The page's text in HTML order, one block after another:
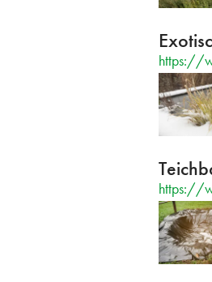
https://
https://